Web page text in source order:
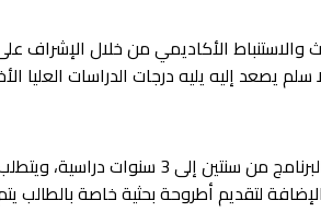
والاستنباط الأكاديمي من خلال الإشراف
يصعد إليه يليه درجات الدراسات
كما تتراوح عادةً مدة الدراسة في هذا
لتقديم أطروحة بحثية خاصة